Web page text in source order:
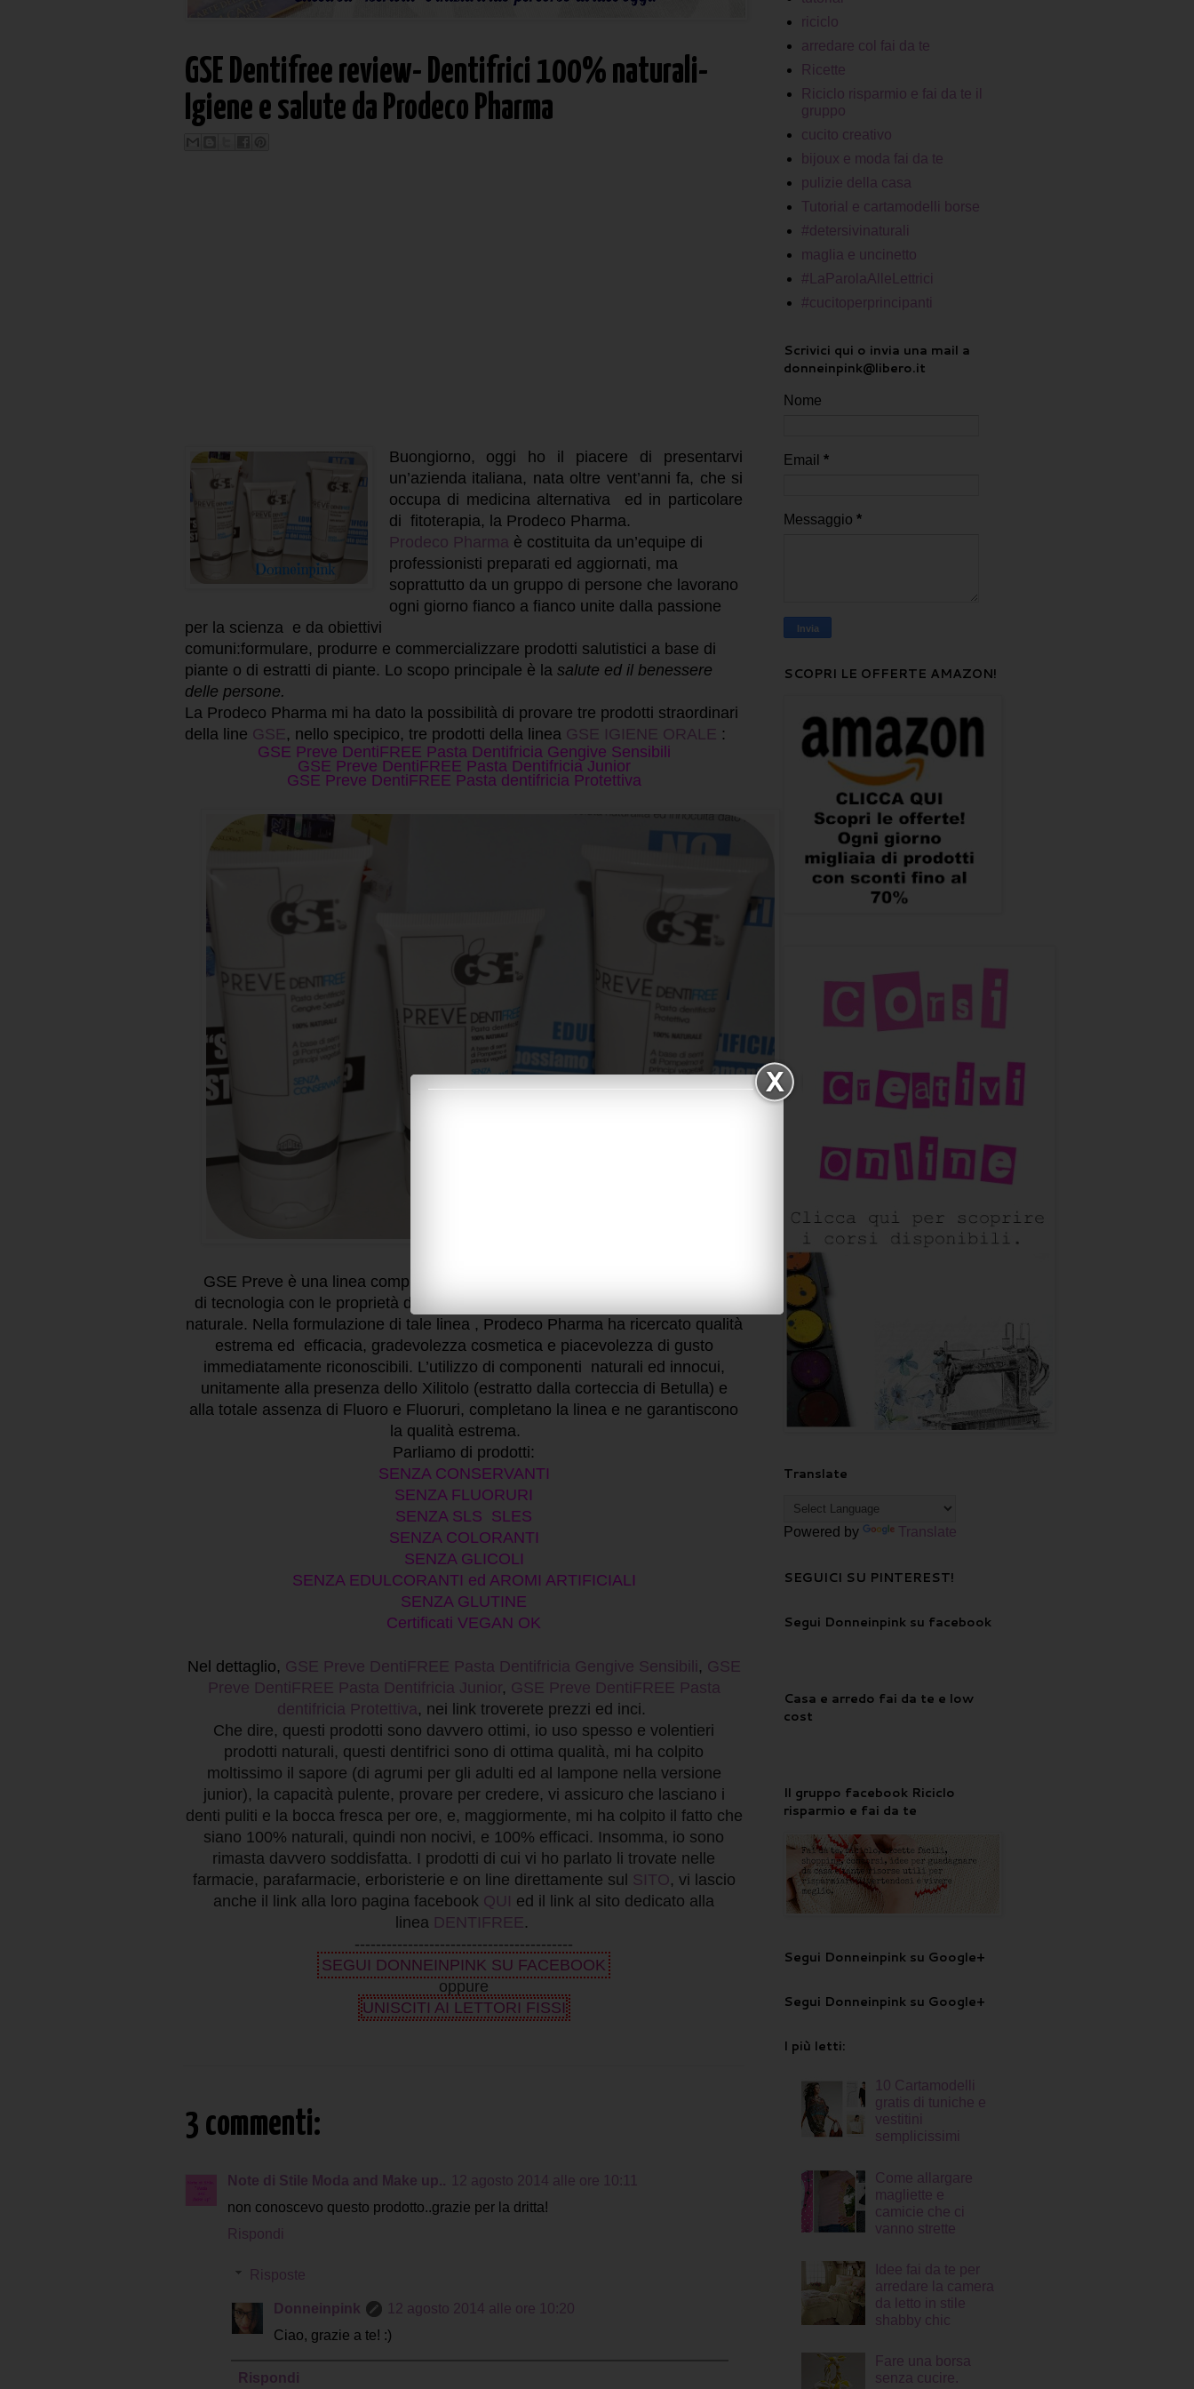
GSE Dentifree review- Dentifrici 100% naturali-
Igiene e salute da Prodeco Pharma
Buongiorno, oggi ho il piacere di presentarvi
un’azienda italiana, nata oltre vent’anni fa, che si
occupa di medicina alternativa ed in particolare
di fitoterapia, la Prodeco Pharma.
Prodeco Pharmaè costituita da un’equipe di
professionisti preparati ed aggiornati, ma
soprattutto da un gruppo di persone che lavorano
ogni giorno fianco a fianco unite dalla passione
per la scienza e da obiettivi
comuni:formulare, produrre e commercializzare prodotti salutistici a base di
piante o di estratti di piante. Lo scopo principale è la salute ed il benessere
delle persone.
La Prodeco Pharma mi ha dato la possibilità di provare tre prodotti straordinari
della line GSE, nello specipico, tre prodotti della linea GSE IGIENE ORALE :
GSE Preve DentiFREE Pasta Dentifricia Gengive Sensibili
GSE Preve DentiFREE Pasta Dentifricia Junior
GSE Preve DentiFREE Pasta dentifricia Protettiva
GSE Preve è una linea completa per l’igiene orale che coniuga il concetto
di tecnologia con le proprietà dell’Estratto di semi di Pompelmo
naturale. Nella formulazione di tale linea , Prodeco Pharma ha ricercato qualità
estremaed efficacia, gradevolezza cosmetica e piacevolezza di gusto
immediatamente riconoscibili. L’utilizzo di componenti naturali ed innocui,
unitamente alla presenza dello Xilitolo (estratto dalla corteccia di Betulla) e
alla totale assenza di Fluoro e Fluoruri, completano la linea e ne garantiscono
la qualità estrema.
Parliamo di prodotti:
SENZA CONSERVANTI
SENZA FLUORURI
SENZA SLS SLES
SENZA COLORANTI
SENZA GLICOLI
SENZA EDULCORANTI ed AROMI ARTIFICIALI
SENZA GLUTINE
Certificati VEGAN OK
Nel dettaglio, GSE Preve DentiFREE Pasta Dentifricia Gengive Sensibili , GSE
Preve DentiFREE Pasta Dentifricia Junior, GSE Preve DentiFREE Pasta
dentifricia Protettiva, nei link troverete prezzi ed inci.
Che dire, questi prodotti sono davvero ottimi, io uso spesso e volentieri
prodotti naturali, questi dentifrici sono di ottima qualità, mi ha colpito
moltissimo il sapore (di agrumi per gli adulti ed al lampone nella versione
junior), la capacità pulente, provare per credere, vi assicuro che lasciano i
denti puliti e la bocca fresca per ore, e, maggiormente, mi ha colpito il fatto che
siano 100% naturali, quindi non nocivi, e 100% efficaci. Insomma, io sono
rimasta davvero soddisfatta. I prodotti di cui vi ho parlato li trovate nelle
farmacie, parafarmacie, erboristerie e on line direttamente sul SITO, vi lascio
anche il link alla loro pagina facebook QUI ed il link al sito dedicato alla
linea DENTIFREE.
-----------------------------------------
SEGUI DONNEINPINK SU FACEBOOK
oppure
UNISCITI AI LETTORI FISSI
3 commenti:
Note di Stile Moda and Make up.. 12 agosto 2014 alle ore 10:11
non conoscevo questo prodotto..grazie per la dritta!
Rispondi
Risposte
Donneinpink
12 agosto 2014 alle ore 10:20
Ciao, grazie a te! :)
Rispondi
riciclo
arredare col fai da te
Ricette
Riciclo risparmio e fai da te il
gruppo
cucito creativo
bijoux e moda fai da te
pulizie della casa
Tutorial e cartamodelli borse
#detersivinaturali
maglia e uncinetto
#LaParolaAlleLettrici
#cucitoperprincipanti
Scrivici qui o invia una mail a
donneinpink@libero.it
Nome
Email *
Messaggio *
SCOPRI LE OFFERTE AMAZON!
Translate
Powered by Translate
SEGUICI SU PINTEREST!
Segui Donneinpink su facebook
Casa e arredo fai da te e low
cost
Il gruppo facebook Riciclo
risparmio e fai da te
Segui Donneinpink su Google+
Segui Donneinpink su Google+
I più letti:
10 Cartamodelli
gratis di tuniche e
vestitini
semplicissimi
Come allargare
magliette e
camicie che ci
vanno strette
Idee fai da te per
arredare la camera
da letto in stile
shabby chic
Fare una borsa
senza cucire.